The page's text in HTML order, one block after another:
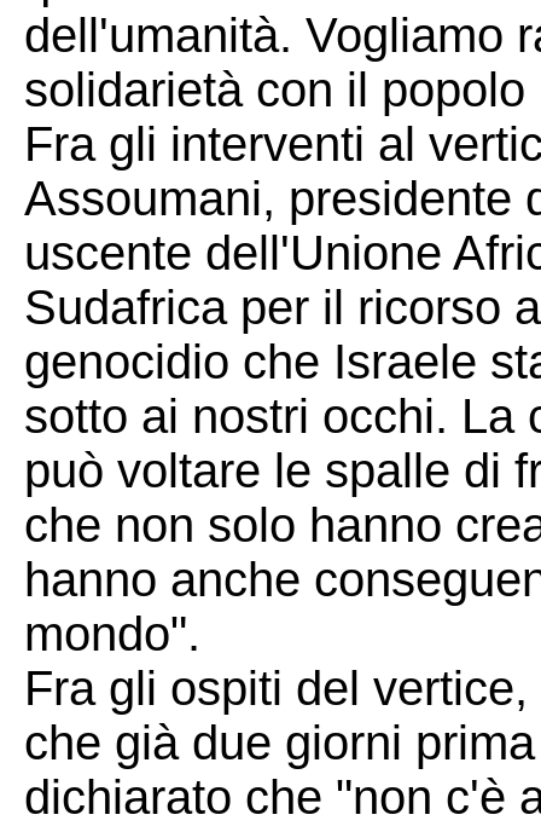
dell'umanità. Vogliamo
solidarietà con il
Fra gli interventi al
Assoumani, presidente
uscente dell'Unione
Sudafrica per il ricorso
genocidio che Israele
sotto ai nostri occhi. La
può voltare le spalle di
che non solo hanno
hanno anche
mondo".
Fra gli ospiti del
che già due giorni
dichiarato che "non c'è